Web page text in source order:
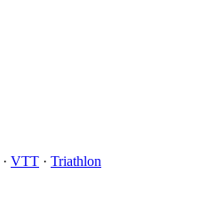
· VTT · Triathlon